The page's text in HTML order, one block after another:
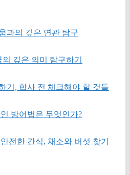
과의 깊은 연관 탐구
깊은 의미 탐구하기
기, 합사 전 체크해야 할 것들
방어법은 무엇인가?
전한 간식, 채소와 버섯 찾기